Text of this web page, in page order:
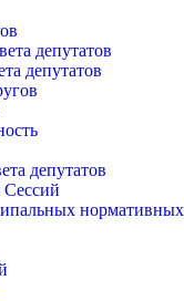
депутатов
депутатов
депутатов
нормативных